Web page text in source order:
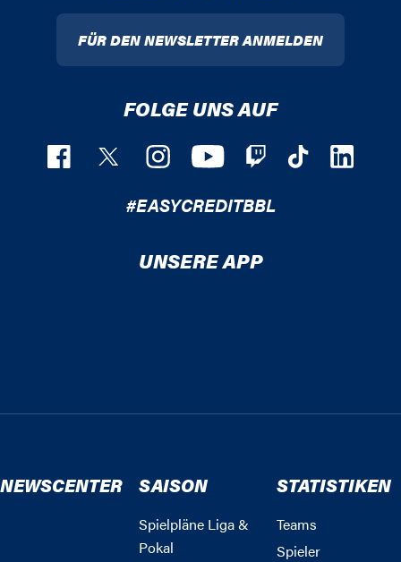
FÜR DEN NEWSLETTER ANMELDEN
FOLGE UNS AUF
#EASYCREDITBBL
UNSERE APP
NEWSCENTER SAISON
Spielpläne Liga &
Pokal
STATISTIKEN
Teams
Spieler